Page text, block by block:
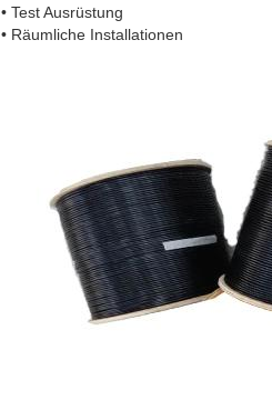
• Test Ausrüstung
• Räumliche Installationen